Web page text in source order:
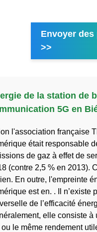
Envoyer
>>
de la station de
5G en
l'association française
était responsable
de gaz à effet de
(contre 2,5 % en 2013).
En outre, l'empreinte
est en. . Il n’existe
de l’efficacité
elle consiste à
le même rendement